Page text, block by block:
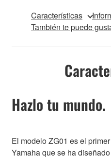
Características
También te puede
Hazlo tu mundo.
El modelo ZG01 es el
Yamaha que se ha